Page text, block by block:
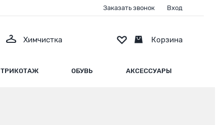
ТРИКОТАЖ ОБУВЬ АКСЕССУАРЫ
Химчистка
Заказать звонок Вход
Корзина